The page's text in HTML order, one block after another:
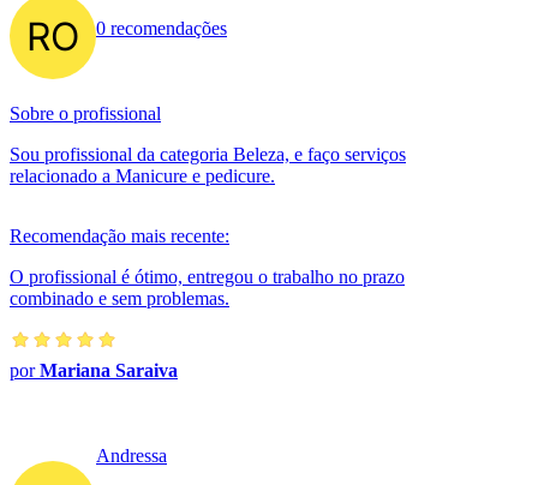
0 recomendações
Sobre o profissional
Sou profissional da categoria Beleza, e faço serviços
relacionado a Manicure e pedicure.
Recomendação mais recente:
O profissional é ótimo, entregou o trabalho no prazo
combinado e sem problemas.
porMariana Saraiva
Andressa